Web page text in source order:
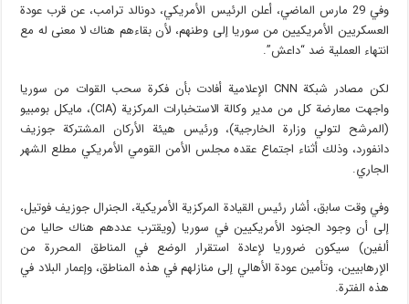
وفي 29 مارس الماضي، أعلن الرئيس الأمريكي، دونالد ترامب، عن قرب عودة
العسكريين الأمريكيين من سوريا إلى وطنهم، لأن بقاءهم هناك لا معنى له مع
انتهاء العملية ضد “داعش”.
لكن مصادر شبكة CNN الإعلامية أفادت بأن فكرة سحب القوات من سوريا
واجهت معارضة كل من مدير وكالة الاستخبارات المركزية (CIA)، مايكل بومبيو
(المرشح لتولي وزارة الخارجية)، ورئيس هيئة الأركان المشتركة جوزيف
دانفورد، وذلك أثناء اجتماع عقده مجلس الأمن القومي الأمريكي مطلع الشهر
الجاري.
وفي وقت سابق، أشار رئيس القيادة المركزية الأمريكية، الجنرال جوزيف فوتيل،
إلى أن وجود الجنود الأمريكيين في سوريا (ويقترب عددهم هناك حاليا من
ألفين) سيكون ضروريا لإعادة استقرار الوضع في المناطق المحررة من
الإرهابيين، وتأمين عودة الأهالي إلى منازلهم في هذه المناطق، وإعمار البلاد في
هذه الفترة.